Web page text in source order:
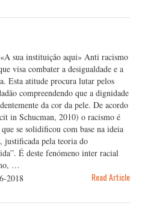
sua instituição aqui» Anti racismo
visa combater a desigualdade e a
Esta atitude procura lutar pelos
compreendendo que a dignidade
da cor da pele. De acordo
in Schucman, 2010) o racismo é
se solidificou com base na ideia
justificada pela teoria do
É deste fenómeno inter racial
…
2018 Read Article